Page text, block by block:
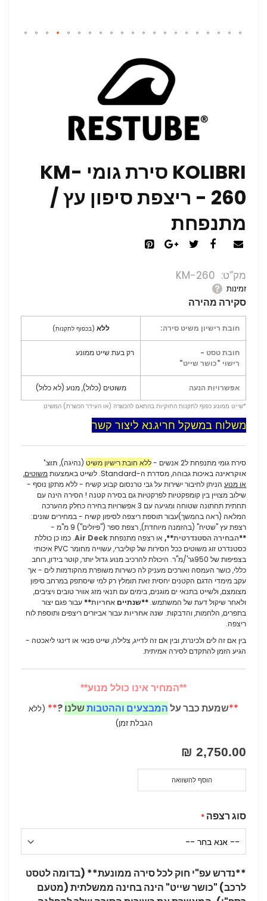
KOLIBRI סירת גומי KM-
260 - ריצפת סיפון עץ /
מתנפחת
מק”ט KM-260
זמינות
סקירה מהירה
חובת רישיון משיט סירה: ללא (בכפוף לתקנות)
חובת טסט -
רישוי "כושר שייט"
רק בעת שייט ממונע
אפשרויות הנעה משוטים (כלול), מנוע (לא כלול)
*שייט ממונע כפוף לתקנות החוקיות בהתאם להכשרה (או העידר הכשרת) המשיט.
משלוח במשקל חריג.נא ליצור קשר.
סירת גומי מתנפחת ל2 אנשים - ללא חובת רישיון משיט (נהיגה), תוצ'
אוקראינה באיכות גבוהה, מסדרת ה-Standard. לשייט באמצעות
משוטים,
או מנוע הניתן לחיבור ישירות על גבי טרנסום קבוע קשיח - ללא מתקן נוסף -
שילוב מצויין בין קומפקטיות לפרקטיות גם בסירה קטנה ! הסירה הינה עם
תחתית תחתונה שטוחה ומגיעה עם 3 אפשרויות בחירה כחלק מהערכה
המלאה (ראה בהמשך)עבור תוספת ריצפה לסיפון קשיח - במחירים שונים:
רצפת עץ "שטיח" (בהזמנה מיוחדת), רצפת ספר ("פיולים") 9 מ"מ -
**הבחירה הסטנדרטית**, או רצפה מתנפחתAir Deck. כמו כן כוללת
כסטנדרט זוג משוטים ככל הסירות של קוליברי, עשוייה מחומר PVC איכותי
בצפיפות של 950גר'/מ"ר. היכולת להרכיב מנוע גדול יותר, קוטר בידון, רוחב
כללי, כושר העמסה ואורכים מעניק לה כשירות משופרת מהקודמות לים - אך
עקב מימדי הדגם הקטנים יחסית זאת תומלץ רק למי שיסתפק במרחב סיפון
מצומצם, ולשייט בתנאי ים מוגנים, בימים עם תנאי מזג אוויר טובים ויציבים,
ולאחר שיקול דעת של המשתמש. **שנתיים אחריות** עבור פגם יצור
בתפרים, הלחמות, והדבקות. שנה אחריותעבור אביזרים ריצפים ותוספת לוח
ריצפה.
בין אם זה לים ולכינרת, ובין אם זה לדייג, צלילה, שייט פנאי או דינגי ליאכטה -
הגיע הזמן להתקדם לסירה אמיתית.
**המחיר אינו כולל מנוע**
**שמעת כבר עלהמבצעים וההטבותשלנו?
** (ללא
הגבלת זמן)
2,750.00 ₪
סוג רצפה
**נדרש עפ"י חוק לכל סירה ממונעת** (בדומה לטסט
לרכב) "כושר שייט" הינה בחינה ממשלתית (מטעם
הוסף להשוואה